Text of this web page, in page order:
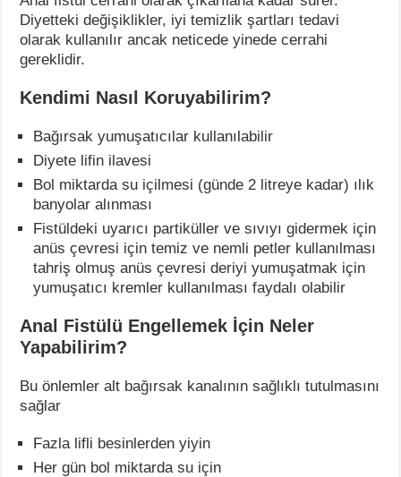
Diyetteki değişiklikler, iyi temizlik şartları tedavi
olarak kullanılır ancak neticede yinede cerrahi
gereklidir.
Kendimi Nasıl Koruyabilirim?
Bağırsak yumuşatıcılar kullanılabilir
Diyete lifin ilavesi
Bol miktarda su içilmesi (günde 2 litreye kadar) ılık
banyolar alınması
Fistüldeki uyarıcı partiküller ve sıvıyı gidermek için
anüs çevresi için temiz ve nemli petler kullanılması
tahriş olmuş anüs çevresi deriyi yumuşatmak için
yumuşatıcı kremler kullanılması faydalı olabilir
Anal Fistülü Engellemek İçin Neler
Yapabilirim?
Bu önlemler alt bağırsak kanalının sağlıklı tutulmasını
sağlar
Fazla lifli besinlerden yiyin
Her gün bol miktarda su için